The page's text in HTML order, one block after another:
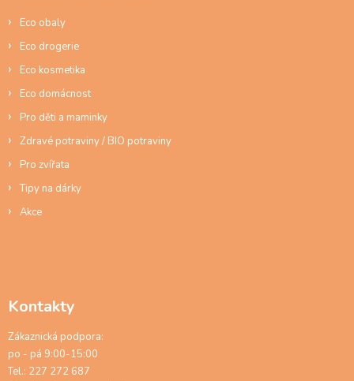
Eco obaly
Eco drogerie
Eco kosmetika
Eco domácnost
Pro děti a maminky
Zdravé potraviny / BIO potraviny
Pro zvířata
Tipy na dárky
Akce
Kontakty
Zákaznická podpora:
po - pá 9:00-15:00
Tel.: 227 272 687